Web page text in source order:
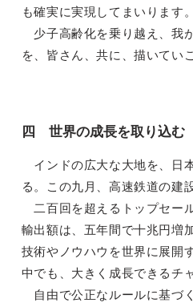
も確実に実現してまいります。
少子高齢化を乗り越え、我
を、皆さん、共に、描いてい
四 世界の成長を取り込む
インドの広大な大地を、日
る。この九月、高速鉄道の建
二百回を超えるトップセー
輸出額は、五年間で十兆円増
技術やノウハウを世界に展開
中でも、大きく成長できるチ
自由で公正なルールに基づ